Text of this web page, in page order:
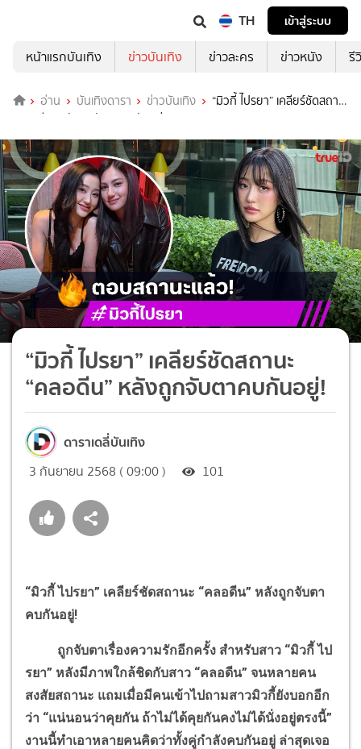
TH
เข้าสู่ระบบ
หน้าแรกบันเทิง
ข่าวบันเทิง ข่าวละคร ข่าวหนัง รี
อ่าน บันเทิงดารา ข่าวบันเทิง
“มิวกี้ ไปรยา” เคลียร์ชัดสถานะ
“คลอดีน” หลังถูกจับตาคบกันอยู่!
“มิวกี้ ไปรยา” เคลียร์ชัดสถานะ
“คลอดีน” หลังถูกจับตาคบกันอยู่!
ดาราเดลี่บันเทิง
3 กันยายน 2568 ( 09:00 ) 101
“มิวกี้ ไปรยา” เคลียร์ชัดสถานะ “คลอดีน” หลังถูกจับตา
คบกันอยู่!
ถูกจับตาเรื่องความรักอีกครั้ง สำหรับสาว “มิวกี้ ไป
รยา” หลังมีภาพใกล้ชิดกับสาว “คลอดีน” จนหลายคน
สงสัยสถานะ แถมเมื่อมีคนเข้าไปถามสาวมิวกี้ยังบอกอีก
ว่า “แน่นอนว่าคุยกัน ถ้าไม่ได้คุยกันคงไม่ได้นั่งอยู่ตรงนี้”
งานนี้ทำเอาหลายคนคิดว่าทั้งคู่กำลังคบกันอยู่ ล่าสุดเจอ